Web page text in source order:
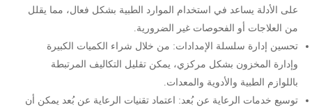
على الأدلة يساعد في استخدام الموارد الطبية بشكل فعال، مما يقلل
من العلاجات أو الفحوصات غير الضرورية.
تحسين إدارة سلسلة الإمدادات: من خلال شراء الكميات الكبيرة
وإدارة المخزون بشكل مركزي، يمكن تقليل التكاليف المرتبطة
باللوازم الطبية والأدوية والمعدات.
توسيع خدمات الرعاية عن بُعد: اعتماد تقنيات الرعاية عن بُعد يمكن أن